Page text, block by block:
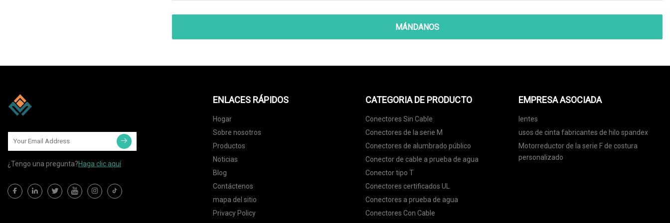
MÁNDANOS
¿Tengo una pregunta?Haga clic aquí
ENLACES RÁPIDOS
Hogar
Sobre nosotros
Productos
Noticias
Blog
Contáctenos
mapa del sitio
Privacy Policy
CATEGORIA DE PRODUCTO
Conectores Sin Cable
Conectores de la serie M
Conectores de alumbrado público
Conector de cable a prueba de agua
Conector tipo T
Conectores certificados UL
Conectores a prueba de agua
Conectores Con Cable
EMPRESA ASOCIADA
lentes
usos de cinta fabricantes de hilo spandex
Motorreductor de la serie F de costura
personalizado